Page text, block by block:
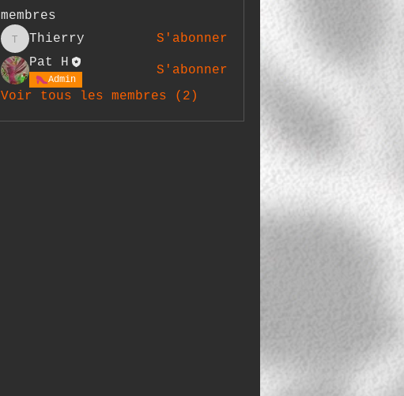
membres
Thierry
Thierry
S'abonner
Pat H
Admin
S'abonner
Voir tous les membres (2)